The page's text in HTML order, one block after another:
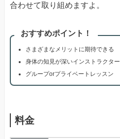
合わせて取り組めますよ。
おすすめポイント！
さまざまなメリットに期待できる
身体の知見が深いインストラクター
グループorプライベートレッスン
料金